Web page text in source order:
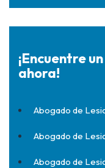
¡Encuentre
ahora!
Abogado de
Abogado de
Abogado de